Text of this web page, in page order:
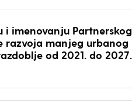
i imenovanju Partnerskog
razvoja manjeg urbanog
od 2021. do 2027.